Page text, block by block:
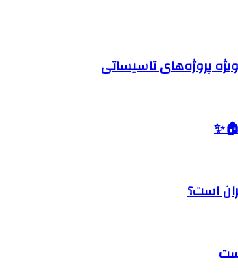
پروژه‌های تاسیساتی
است؟